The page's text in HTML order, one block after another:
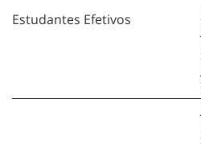
Estudantes Efetivos